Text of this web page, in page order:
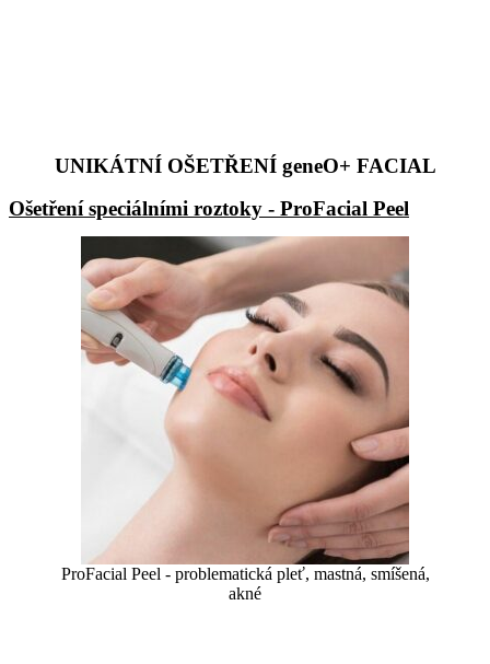
UNIKÁTNÍ OŠETŘENÍ geneO+ FACIAL
Ošetření speciálními roztoky - ProFacial Peel
ProFacial Peel - problematická pleť, mastná, smíšená,
akné